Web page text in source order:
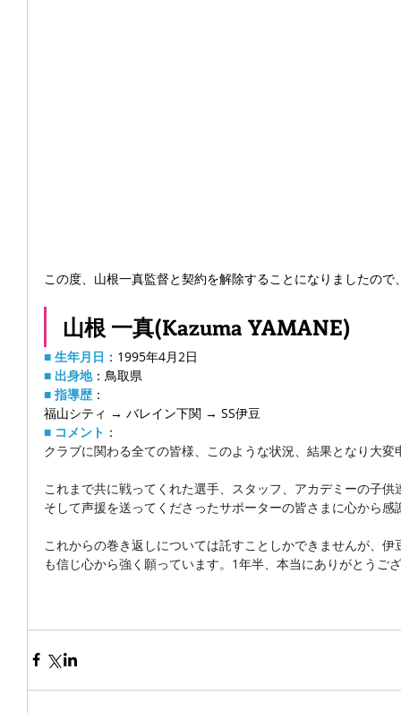
この度、山根一真監督と契約を解除することになりましたの
山根 一真(Kazuma YAMANE)
■ 生年月日 ：1995年4月2日
■ 出身地：鳥取県
■ 指導歴 ：
福山シティ → バレイン下関 → SS伊豆
■ コメント ：
クラブに関わる全ての皆様、このような状況、結果となり大変
これまで共に戦ってくれた選手、スタッフ、アカデミーの子
そして声援を送ってくださったサポーターの皆さまに心から感
これからの巻き返しについては託すことしかできませんが、
も信じ心から強く願っています。1年半、本当にありがとうご